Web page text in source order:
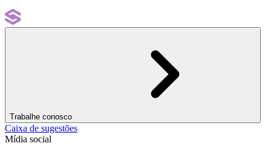
Trabalhe conosco
Caixa de sugestões
Mídia social